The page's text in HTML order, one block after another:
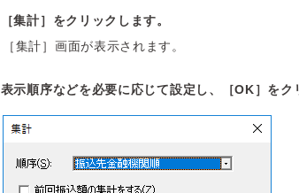
［集計］をクリックします。
［集計］画面が表示されます。
表示順序などを必要に応じて設定し、［OK］をク